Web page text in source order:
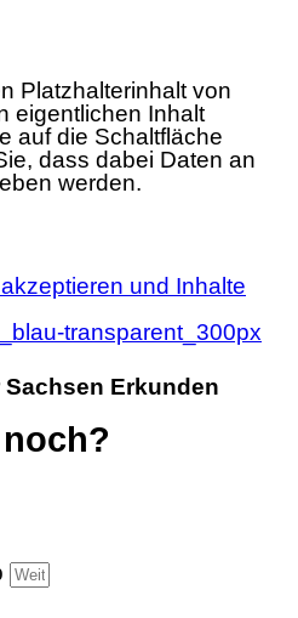
Platzhalterinhalt von
eigentlichen Inhalt
auf die Schaltfläche
dass dabei Daten an
werden.
und Inhalte
Erkunden